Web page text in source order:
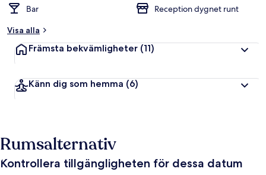
Bar
Reception dygnet runt
Visa alla
Främsta bekvämligheter (11)
Känn dig som hemma (6)
Rumsalternativ
Kontrollera tillgängligheten för dessa datum